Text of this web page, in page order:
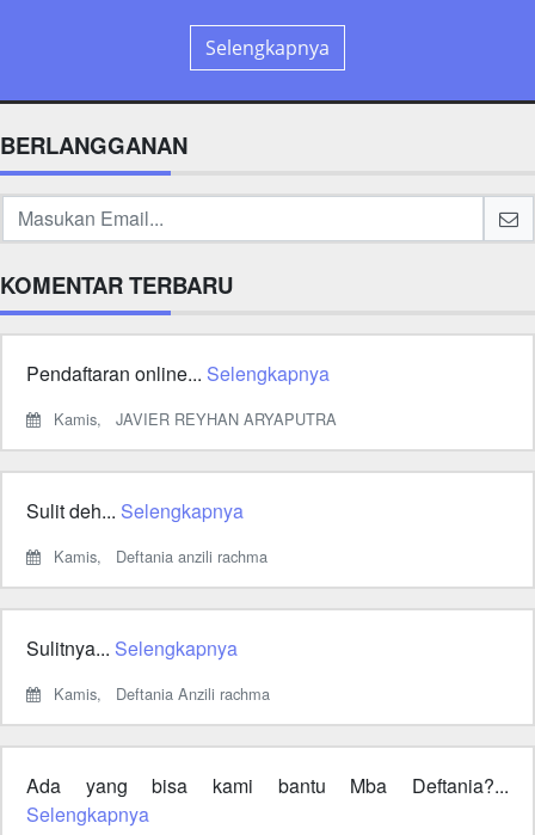
Selengkapnya
BERLANGGANAN
KOMENTAR TERBARU
Pendaftaran online... Selengkapnya
Kamis, JAVIER REYHAN ARYAPUTRA
Sulit deh... Selengkapnya
Kamis, Deftania anzili rachma
Sulitnya... Selengkapnya
Kamis, Deftania Anzili rachma
Ada yang bisa kami bantu Mba Deftania?...
Selengkapnya